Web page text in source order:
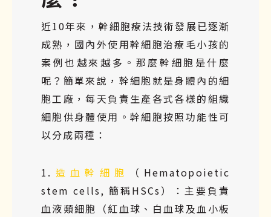
近10年來，幹細胞療法技術發展已逐漸
成熟，國內外使用幹細胞治療毛小孩的
案例也越來越多。那麼幹細胞是什麼
呢？簡單來說，幹細胞就是身體內的細
胞工廠，每天負責生產各式各樣的組織
細胞供身體使用。幹細胞按照功能性可
以分成兩種：
1. 造血幹細胞
（Hematopoietic
stem cells, 簡稱HSCs）：主要負責
血液類細胞（紅血球、白血球及血小板